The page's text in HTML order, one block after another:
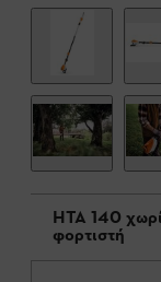
HTA 140 χωρίς μπαταρία και
φορτιστή